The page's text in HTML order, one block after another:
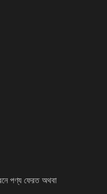
পণ্য ফেরত অথবা